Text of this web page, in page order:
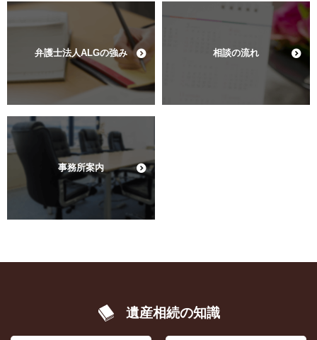
弁護士法人ALGの強み 相談の流れ
事務所案内
遺産相続の知識